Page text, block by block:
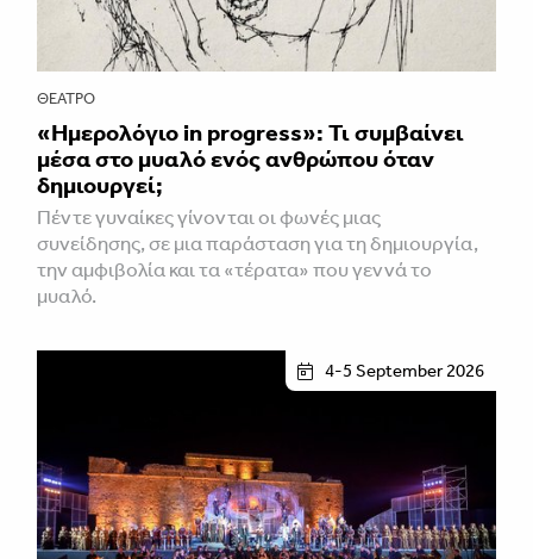
ΘΈΑΤΡΟ
«Ημερολόγιο in progress»: Τι συμβαίνει
μέσα στο μυαλό ενός ανθρώπου όταν
δημιουργεί;
Πέντε γυναίκες γίνονται οι φωνές μιας
συνείδησης, σε μια παράσταση για τη δημιουργία,
την αμφιβολία και τα «τέρατα» που γεννά το
μυαλό.
4-5 September 2026